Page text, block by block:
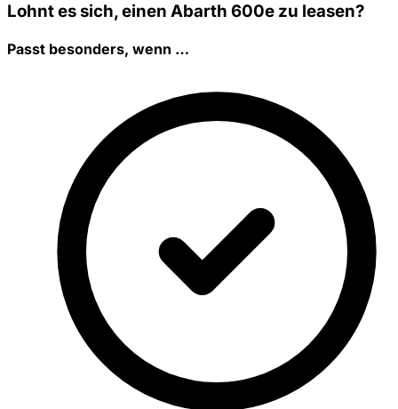
Lohnt es sich, einen Abarth 600e zu leasen?
Passt besonders, wenn …